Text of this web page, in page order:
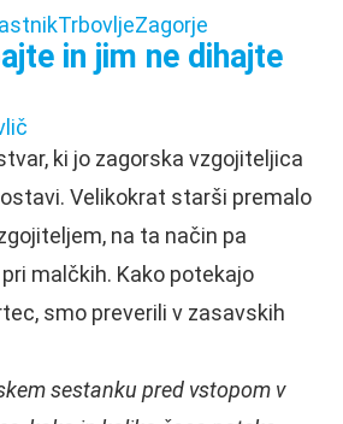
TrbovljeZagorje
in jim ne dihajte
ki jo zagorska vzgojiteljica
Velikokrat starši premalo
na ta način pa
malčkih. Kako potekajo
smo preverili v zasavskih
sestanku pred vstopom v